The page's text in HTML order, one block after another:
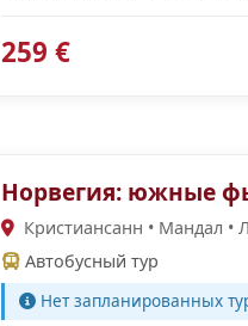
259 €
Норвегия: южные
Кристиансанн • Мандал •
Автобусный тур
Нет запланированных